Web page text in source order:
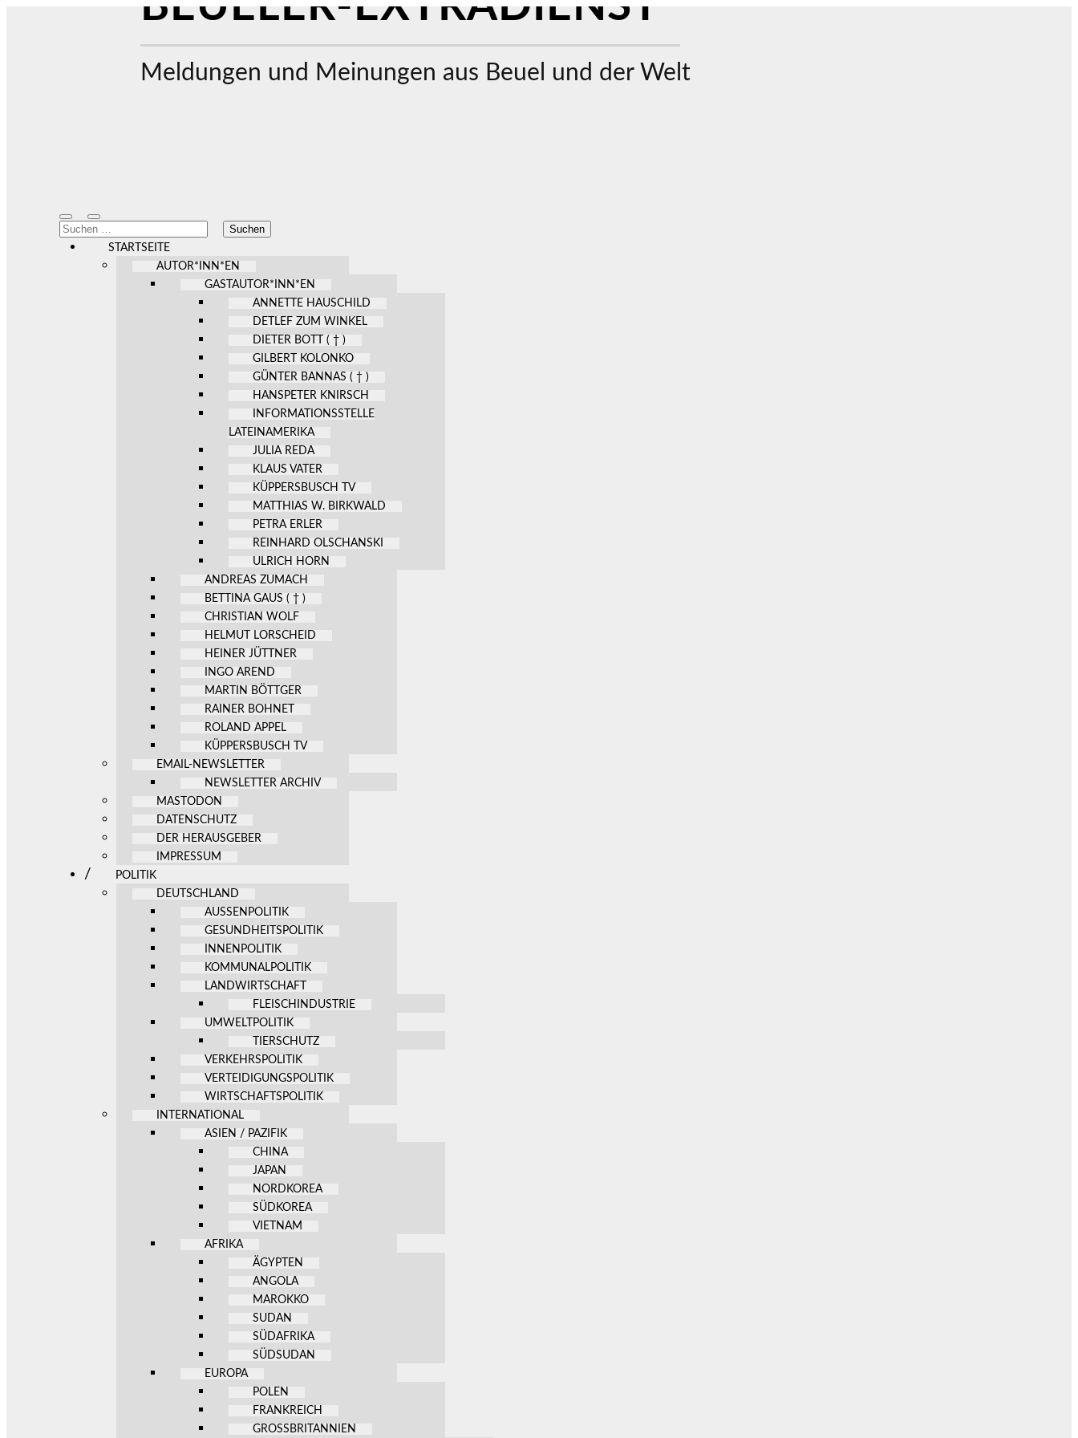
Meldungen und Meinungen aus Beuel und der Welt
Mobile-
Menü
ein-/ausblenden
Suchfeld
ein-/ausblenden
Suchen
nach:
STARTSEITE
AUTOR*INN*EN
GASTAUTOR*INN*EN
ANNETTE HAUSCHILD
DETLEF ZUM WINKEL
DIETER BOTT ( † )
GILBERT KOLONKO
GÜNTER BANNAS ( † )
HANSPETER KNIRSCH
INFORMATIONSSTELLE
LATEINAMERIKA
JULIA REDA
KLAUS VATER
KÜPPERSBUSCH TV
MATTHIAS W. BIRKWALD
PETRA ERLER
REINHARD OLSCHANSKI
ULRICH HORN
ANDREAS ZUMACH
BETTINA GAUS ( † )
CHRISTIAN WOLF
HELMUT LORSCHEID
HEINER JÜTTNER
INGO AREND
MARTIN BÖTTGER
RAINER BOHNET
ROLAND APPEL
KÜPPERSBUSCH TV
EMAIL-NEWSLETTER
NEWSLETTER ARCHIV
MASTODON
DATENSCHUTZ
DER HERAUSGEBER
IMPRESSUM
POLITIK
DEUTSCHLAND
AUSSENPOLITIK
GESUNDHEITSPOLITIK
INNENPOLITIK
KOMMUNALPOLITIK
LANDWIRTSCHAFT
FLEISCHINDUSTRIE
UMWELTPOLITIK
TIERSCHUTZ
VERKEHRSPOLITIK
VERTEIDIGUNGSPOLITIK
WIRTSCHAFTSPOLITIK
INTERNATIONAL
ASIEN / PAZIFIK
CHINA
JAPAN
NORDKOREA
SÜDKOREA
VIETNAM
AFRIKA
ÄGYPTEN
ANGOLA
MAROKKO
SUDAN
SÜDAFRIKA
SÜDSUDAN
EUROPA
POLEN
FRANKREICH
GROSSBRITANNIEN